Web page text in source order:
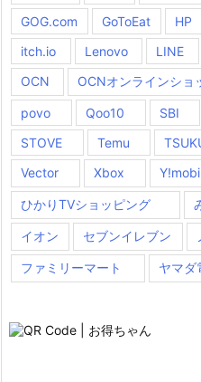
GOG.com GoToEat HP
itch.io
Lenovo LINE
OCN
OCNオンラインショ
povo Qoo10 SBI
STOVE
Temu
Vector
Xbox
ひかりTVショッピング
イオン セブンイレブン
ファミリーマート ヤマダ